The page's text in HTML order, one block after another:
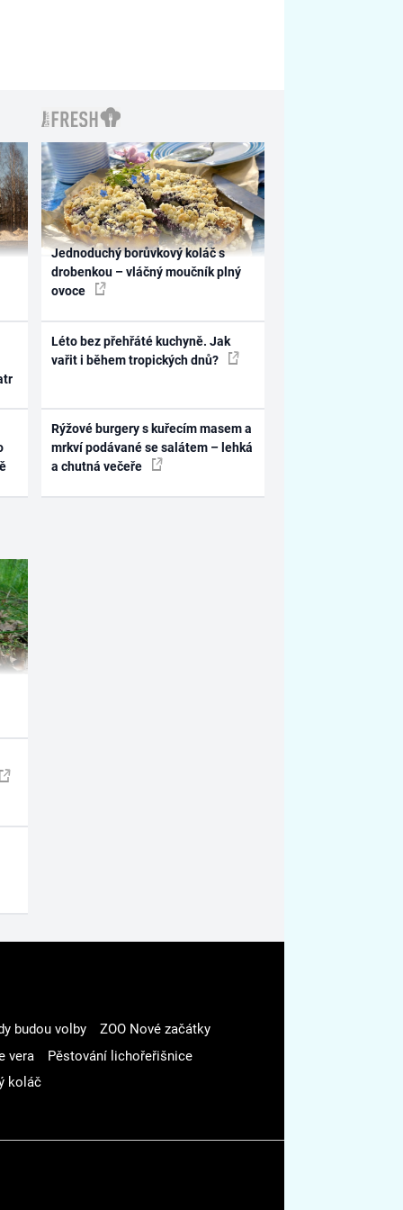
Jednoduchý borůvkový koláč s
drobenkou – vláčný moučník plný
ovoce
Léto bez přehřáté kuchyně. Jak
vařit i během tropických dnů?
Rýžové burgery s kuřecím masem a
mrkví podávané se salátem – lehká
a chutná večeře
budou volby
ZOO Nové začátky
vera
Pěstování lichořeřišnice
koláč